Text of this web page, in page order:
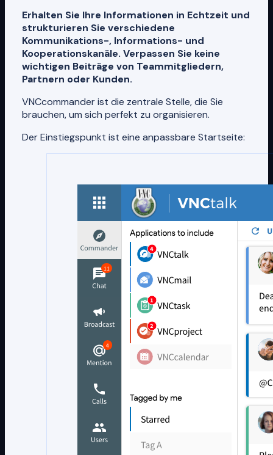
Erhalten Sie Ihre Informationen in Echtzeit und
strukturieren Sie verschiedene
Kommunikations-, Informations- und
Kooperationskanäle. Verpassen Sie keine
wichtigen Beiträge von Teammitgliedern,
Partnern oder Kunden.
VNCcommander ist die zentrale Stelle, die Sie
brauchen, um sich perfekt zu organisieren.
Der Einstiegspunkt ist eine anpassbare Startseite: